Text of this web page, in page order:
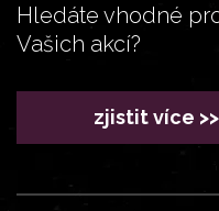
Hledáte vhodné
Vašich akcí?
zjistit více >>